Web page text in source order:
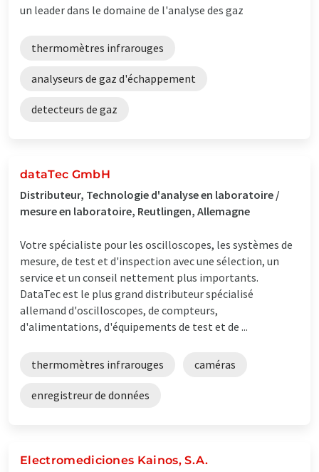
un leader dans le domaine de l'analyse des gaz
thermomètres infrarouges
analyseurs de gaz d'échappement
detecteurs de gaz
dataTec GmbH
Distributeur, Technologie d'analyse en laboratoire /
mesure en laboratoire, Reutlingen, Allemagne
Votre spécialiste pour les oscilloscopes, les systèmes de
mesure, de test et d'inspection avec une sélection, un
service et un conseil nettement plus importants.
DataTec est le plus grand distributeur spécialisé
allemand d'oscilloscopes, de compteurs,
d'alimentations, d'équipements de test et de ...
thermomètres infrarouges caméras
enregistreur de données
Electromediciones Kainos, S.A.